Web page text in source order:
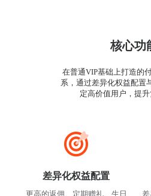
核心功
在普通VIP基础上打造的
系，通过差异化权益配置
定高价值用户，提
差异化权益配置
更高的返佣、定期赠礼、生日